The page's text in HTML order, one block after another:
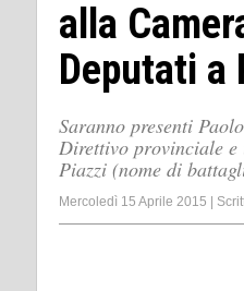
alla
Deputati a
Saranno presenti
Direttivo provinciale
Piazzi (nome di
Mercoledì 15 Aprile 2015